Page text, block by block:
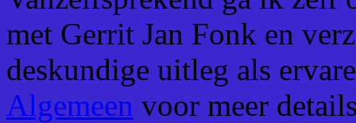
met Gerrit Jan Fonk en
deskundige uitleg als
Algemeen voor meer